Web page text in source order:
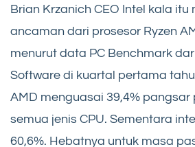
Brian Krzanich CEO Intel kala itu
ancaman dari prosesor Ryzen
menurut data PC Benchmark
Software di kuartal pertama
AMD menguasai 39,4% pangsar
semua jenis CPU. Sementara
60,6%. Hebatnya untuk masa